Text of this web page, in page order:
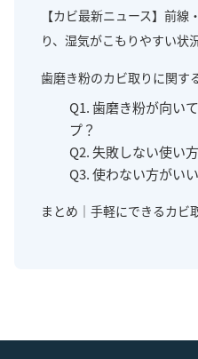
【カビ最新ニュース】前
り、湿気がこもりやすい状
歯磨き粉のカビ取りに関す
Q1. 歯磨き粉が向い
プ？
Q2. 失敗しない使い
Q3. 使わない方がい
まとめ｜手軽にできるカビ